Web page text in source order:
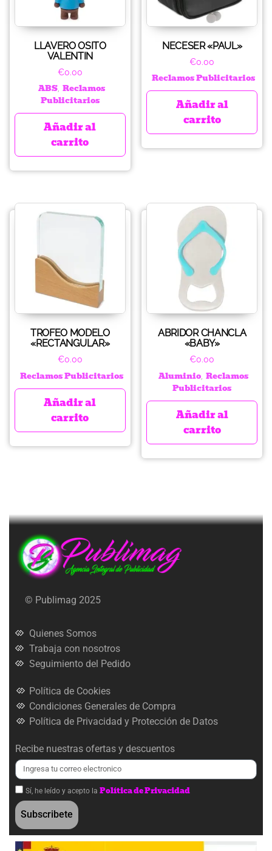
LLAVERO OSITO
VALENTIN
€0.00
ABS, Reclamos
Publicitarios
Añadir al
carrito
NECESER «PAUL»
€0.00
Reclamos Publicitarios
Añadir al
carrito
TROFEO MODELO
«RECTANGULAR»
€0.00
Reclamos Publicitarios
Añadir al
carrito
ABRIDOR CHANCLA
«BABY»
€0.00
Aluminio Reclamos
Publicitarios
Añadir al
carrito
© Publimag 2025
Quienes Somos
Trabaja con nosotros
Seguimiento del Pedido
Política de Cookies
Condiciones Generales de Compra
Política de Privacidad y Protección de Datos
Recibe nuestras ofertas y descuentos
Sí, he leído y acepto la Política de Privacidad
Subscribete